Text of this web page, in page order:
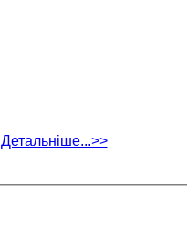
Детальніше...>>